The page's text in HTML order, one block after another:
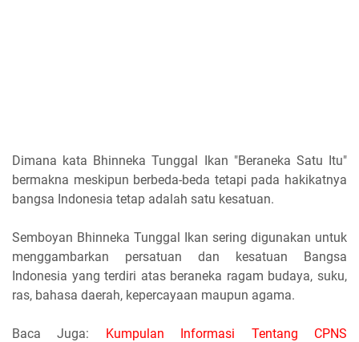
Dimana kata Bhinneka Tunggal Ikan "Beraneka Satu Itu"
bermakna meskipun berbeda-beda tetapi pada hakikatnya
bangsa Indonesia tetap adalah satu kesatuan.
Semboyan Bhinneka Tunggal Ikan sering digunakan untuk
menggambarkan persatuan dan kesatuan Bangsa
Indonesia yang terdiri atas beraneka ragam budaya, suku,
ras, bahasa daerah, kepercayaan maupun agama.
Baca Juga: Kumpulan Informasi Tentang CPNS